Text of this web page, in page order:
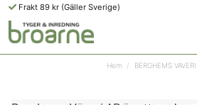
Frakt 89 kr (Gäller Sverige)
Hem BERGHEMS